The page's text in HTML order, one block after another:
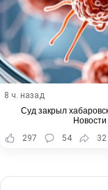
8 ч. назад
Суд закрыл
297
54 32